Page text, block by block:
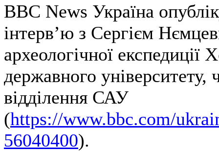
BBC News Україна
інтерв’ю з Сергієм
археологічної експедиції
державного університету,
відділення САУ
(https://www.bbc.com/
56040400).